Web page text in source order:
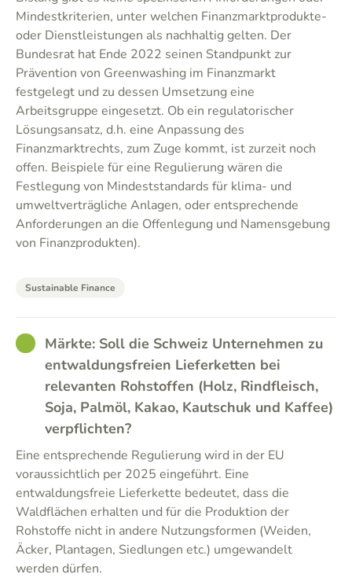
Mindestkriterien, unter welchen Finanzmarktprodukte-
oder Dienstleistungen als nachhaltig gelten. Der
Bundesrat hat Ende 2022 seinen Standpunkt zur
Prävention von Greenwashing im Finanzmarkt
festgelegt und zu dessen Umsetzung eine
Arbeitsgruppe eingesetzt. Ob ein regulatorischer
Lösungsansatz, d.h. eine Anpassung des
Finanzmarktrechts, zum Zuge kommt, ist zurzeit noch
offen. Beispiele für eine Regulierung wären die
Festlegung von Mindeststandards für klima- und
umweltverträgliche Anlagen, oder entsprechende
Anforderungen an die Offenlegung und Namensgebung
von Finanzprodukten).
Sustainable Finance
GOODMärkte: Soll die Schweiz Unternehmen zu
entwaldungsfreien Lieferketten bei
relevanten Rohstoffen (Holz, Rindfleisch,
Soja, Palmöl, Kakao, Kautschuk und Kaffee)
verpflichten?
Eine entsprechende Regulierung wird in der EU
voraussichtlich per 2025 eingeführt. Eine
entwaldungsfreie Lieferkette bedeutet, dass die
Waldflächen erhalten und für die Produktion der
Rohstoffe nicht in andere Nutzungsformen (Weiden,
Äcker, Plantagen, Siedlungen etc.) umgewandelt
werden dürfen.